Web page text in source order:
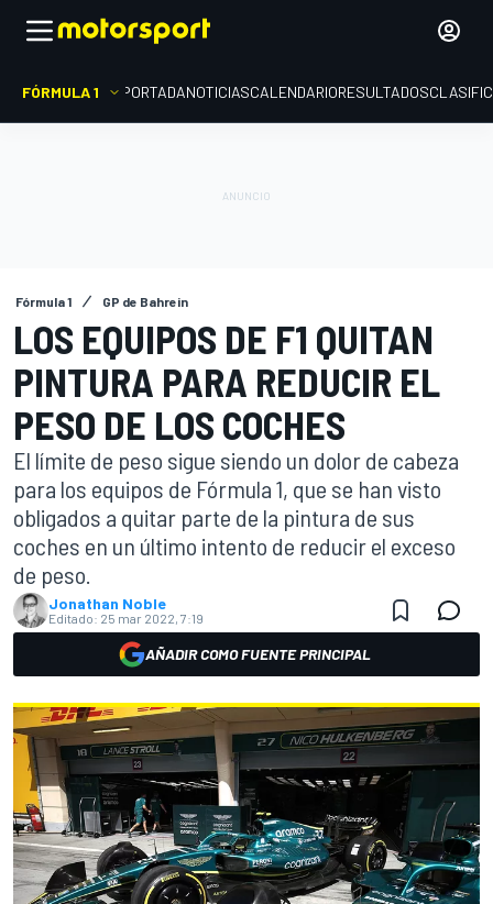
FÓRMULA 1 PORTADANOTICIASCALENDARIORESULTADOS
Fórmula 1 GP de Bahrein
LOS EQUIPOS DE F1 QUITAN
PINTURA PARA REDUCIR EL
PESO DE LOS COCHES
El límite de peso sigue siendo un dolor de cabeza
para los equipos de Fórmula 1, que se han visto
obligados a quitar parte de la pintura de sus
coches en un último intento de reducir el exceso
de peso.
Jonathan Noble
Editado: 25 mar 2022, 7:19
AÑADIR COMO FUENTE PRINCIPAL